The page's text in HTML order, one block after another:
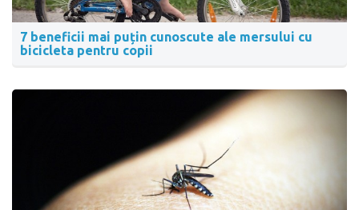
7 beneficii mai puțin cunoscute ale mersului cu
bicicleta pentru copii